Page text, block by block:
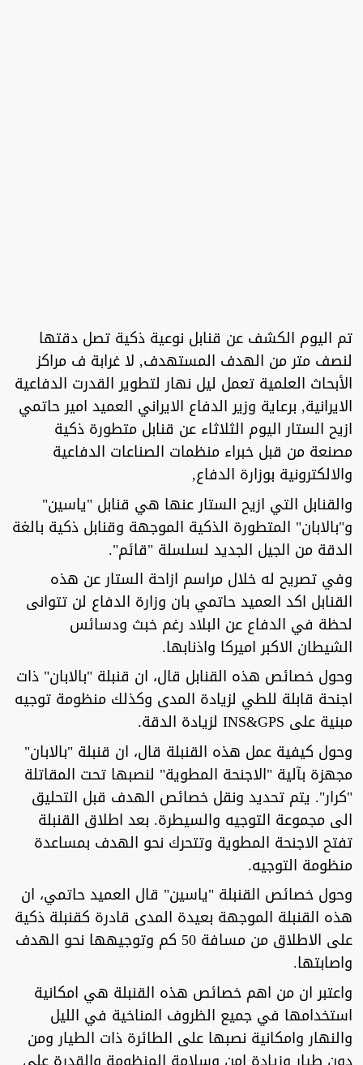
تم اليوم الكشف عن قنابل نوعية ذكية تصل دقتها
لنصف متر من الهدف المستهدف, لا غرابة ف مراكز
الأبحاث العلمية تعمل ليل نهار لتطوير القدرت الدفاعية
الايرانية, برعاية وزير الدفاع الايراني العميد امير حاتمي
ازيح الستار اليوم الثلاثاء عن قنابل متطورة ذكية
مصنعة من قبل خبراء منظمات الصناعات الدفاعية
والالكترونية بوزارة الدفاع,
والقنابل التي ازيح الستار عنها هي قنابل "ياسين"
و"بالابان" المتطورة الذكية الموجهة وقنابل ذكية بالغة
الدقة من الجيل الجديد لسلسلة "قائم".
وفي تصريح له خلال مراسم ازاحة الستار عن هذه
القنابل اكد العميد حاتمي بان وزارة الدفاع لن تتوانى
لحظة في الدفاع عن البلاد رغم خبث ودسائس
الشيطان الاكبر اميركا واذنابها.
وحول خصائص هذه القنابل قال، ان قنبلة "بالابان" ذات
اجنحة قابلة للطي لزيادة المدى وكذلك منظومة توجيه
مبنية على INS&GPS لزيادة الدقة.
وحول كيفية عمل هذه القنبلة قال، ان قنبلة "بالابان"
مجهزة بآلية "الاجنحة المطوية" لنصبها تحت المقاتلة
"كرار". يتم تحديد ونقل خصائص الهدف قبل التحليق
الى مجموعة التوجيه والسيطرة. بعد اطلاق القنبلة
تفتح الاجنحة المطوية وتتحرك نحو الهدف بمساعدة
منظومة التوجيه.
وحول خصائص القنبلة "ياسين" قال العميد حاتمي، ان
هذه القنبلة الموجهة بعيدة المدى قادرة كقنبلة ذكية
على الاطلاق من مسافة 50 كم وتوجيهها نحو الهدف
واصابتها.
واعتبر ان من اهم خصائص هذه القنبلة هي امكانية
استخدامها في جميع الظروف المناخية في الليل
والنهار وامكانية نصبها على الطائرة ذات الطيار ومن